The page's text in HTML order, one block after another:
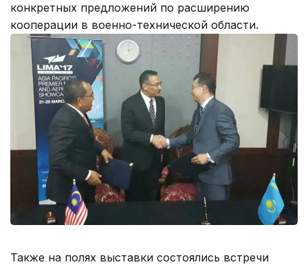
конкретных предложений по расширению
кооперации в военно-технической области.
Также на полях выставки состоялись встречи